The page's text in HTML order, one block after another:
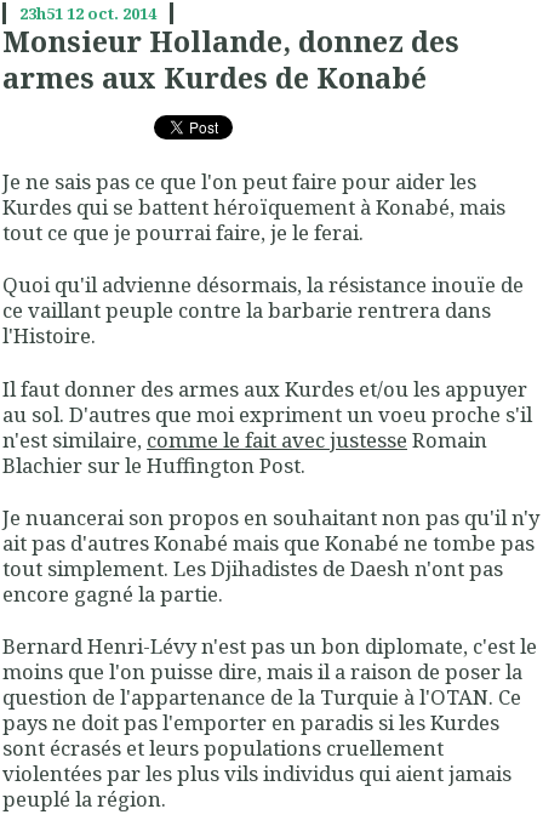
23h51 12 oct. 2014
Monsieur Hollande, donnez des
armes aux Kurdes de Konabé
Je ne sais pas ce que l'on peut faire pour aider les
Kurdes qui se battent héroïquement à Konabé, mais
tout ce que je pourrai faire, je le ferai.
Quoi qu'il advienne désormais, la résistance inouïe de
ce vaillant peuple contre la barbarie rentrera dans
l'Histoire.
Il faut donner des armes aux Kurdes et/ou les appuyer
au sol. D'autres que moi expriment un voeu proche s'il
n'est similaire, comme le fait avec justesse Romain
Blachier sur le Huffington Post.
Je nuancerai son propos en souhaitant non pas qu'il n'y
ait pas d'autres Konabé mais que Konabé ne tombe pas
tout simplement. Les Djihadistes de Daesh n'ont pas
encore gagné la partie.
Bernard Henri-Lévy n'est pas un bon diplomate, c'est le
moins que l'on puisse dire, mais il a raison de poser la
question de l'appartenance de la Turquie à l'OTAN. Ce
pays ne doit pas l'emporter en paradis si les Kurdes
sont écrasés et leurs populations cruellement
violentées par les plus vils individus qui aient jamais
peuplé la région.